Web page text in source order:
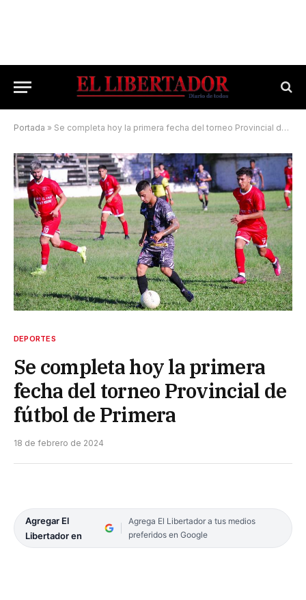
Portada » Se completa hoy la primera fecha del torneo Provincial de fútbol de Primera
DEPORTES
Se completa hoy la primera
fecha del torneo Provincial de
fútbol de Primera
18 de febrero de 2024
Agregar El
Libertador en
Agrega El Libertador a tus medios
preferidos en Google